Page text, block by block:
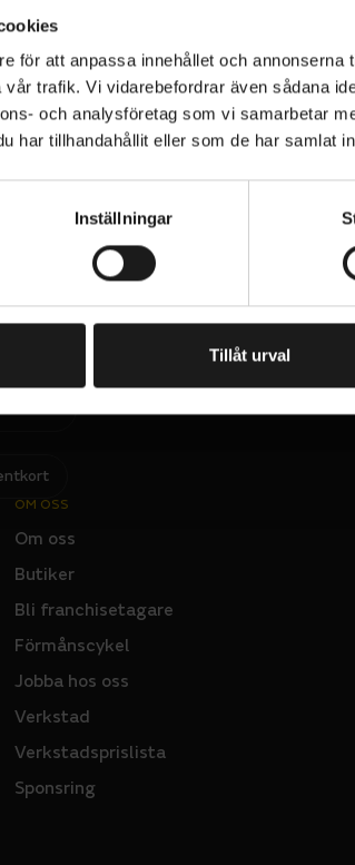
för att anpassa innehållet och annonserna
trafik. Vi vidarebefordrar även sådana
och analysföretag som vi samarbetar
har tillhandahållit eller som de har samlat
Inställningar
Tillåt urval
M
N
U
OM OSS
Om oss
Butiker
Bli franchisetagare
Förmånscykel
Jobba hos oss
Verkstad
Verkstadsprislista
Sponsring